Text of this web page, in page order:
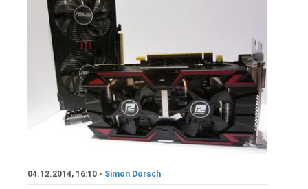
04.12.2014, 16:10 • Simon Dorsch